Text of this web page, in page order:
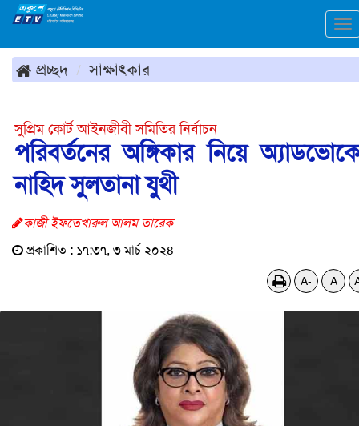
প্রচ্ছদ সাক্ষাৎকার
সুপ্রিম কোর্ট আইনজীবী সমিতির নির্বাচন
পরিবর্তনের অঙ্গিকার নিয়ে
নাহিদ সুলতানা যুথী
কাজী ইফতেখারুল আলম তারেক
প্রকাশিত : ১৭:৩৭, ৩ মার্চ ২০২৪
A- A